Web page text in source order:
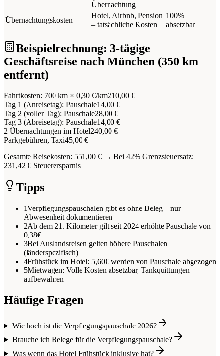
Übernachtung
Übernachtungskosten
Hotel, Airbnb, Pension
– tatsächliche Kosten
100%
absetzbar
Beispielrechnung: 3-tägige
Geschäftsreise nach München (350 km
entfernt)
Fahrtkosten: 700 km × 0,30 €/km210,00 €
Tag 1 (Anreisetag): Pauschale14,00 €
Tag 2 (voller Tag): Pauschale28,00 €
Tag 3 (Abreisetag): Pauschale14,00 €
2 Übernachtungen im Hotel240,00 €
Parkgebühren, Taxi45,00 €
Gesamte Reisekosten: 551,00 € → Bei 42% Grenzsteuersatz:
231,42 € Steuerersparnis
Tipps
1Verpflegungspauschalen gibt es ohne Beleg – nur
Abwesenheit dokumentieren
2Ab dem 21. Kilometer gilt seit 2024 erhöhte Pauschale von
0,38€
3Bei Auslandsreisen gelten höhere Pauschalen
(länderspezifisch)
4Frühstück im Hotel: 5,60€ werden von Pauschale abgezogen
5Mietwagen: Volle Kosten absetzbar, Tankquittungen
aufbewahren
Häufige Fragen
Wie hoch ist die Verpflegungspauschale 2026?
Brauche ich Belege für die Verpflegungspauschale?
Was wenn das Hotel Frühstück inklusive hat?